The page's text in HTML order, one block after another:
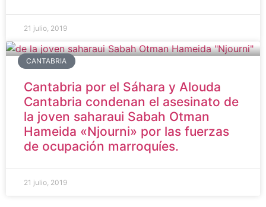
21 julio, 2019
CANTABRIA
Cantabria por el Sáhara y Alouda
Cantabria condenan el asesinato de
la joven saharaui Sabah Otman
Hameida «Njourni» por las fuerzas
de ocupación marroquíes.
21 julio, 2019